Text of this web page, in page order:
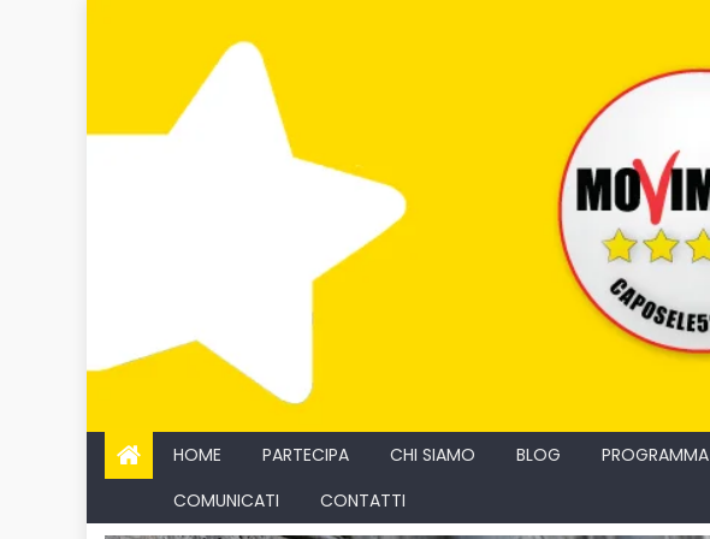
HOME PARTECIPA CHI SIAMO BLOG PROGRAMMA
COMUNICATI
CONTATTI